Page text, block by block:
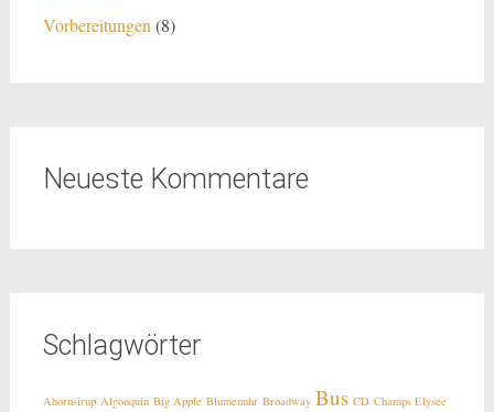
Vorbereitungen (8)
Neueste Kommentare
Schlagwörter
Ahornsirup Algonquin Big Apple Blumenuhr Broadway Bus CD Champs Elysee